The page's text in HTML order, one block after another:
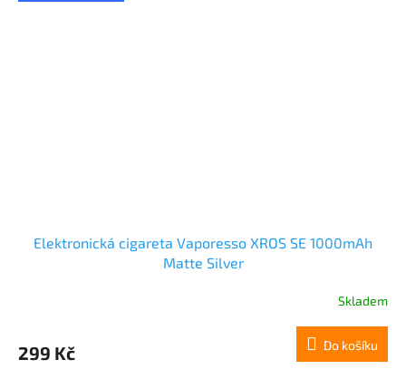
Elektronická cigareta Vaporesso XROS SE 1000mAh
Matte Silver
Skladem
299 Kč Do košíku